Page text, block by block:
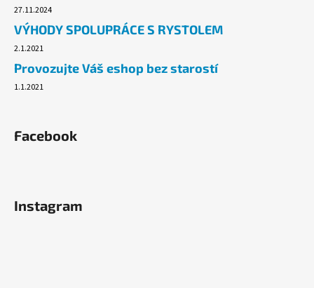
j
e
m
e
ALOBAL
8M
27.11.2024
VÝHODY SPOLUPRÁCE S RYSTOLEM
2.1.2021
Provozujte Váš eshop bez starostí
1.1.2021
Facebook
Instagram